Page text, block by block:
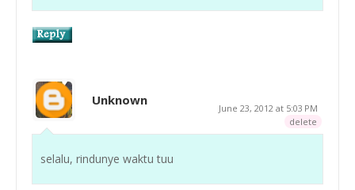
Unknown
June 23, 2012 at 5:03 PM
delete
selalu, rindunye waktu tuu